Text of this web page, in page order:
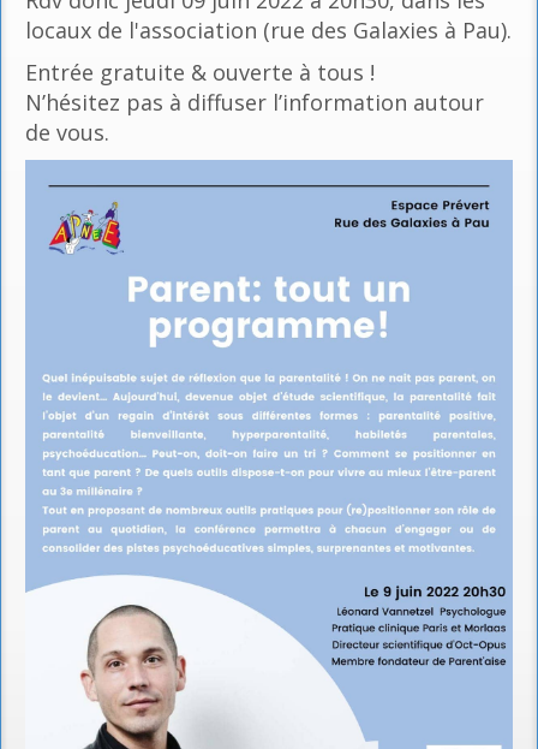
locaux de l'association (rue des Galaxies à Pau).
Entrée gratuite & ouverte à tous !
N’hésitez pas à diffuser l’information autour
de vous.